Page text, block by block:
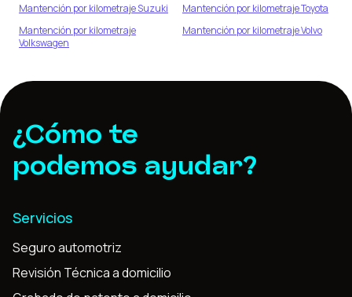
Mantención por kilometrajeSuzuki Mantención por kilometrajeToyota
Mantención por kilometraje
Volkswagen
Mantención por kilometrajeVolvo
¿Cómo te
podemos ayudar?
Servicios
Seguro automotriz
Revisión Técnica a domicilio